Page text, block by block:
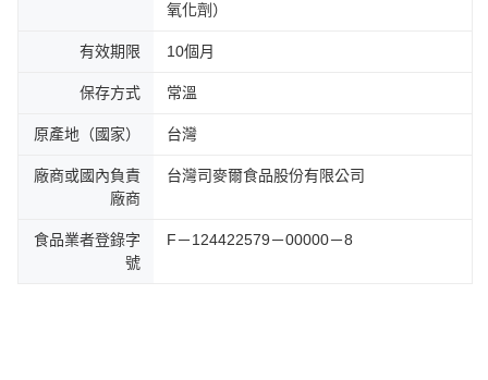
氧化劑）
有效期限 10個月
保存方式 常溫
原產地（國家） 台灣
廠商或國內負責
廠商
台灣司麥爾食品股份有限公司
食品業者登錄字
號
F－124422579－00000－8